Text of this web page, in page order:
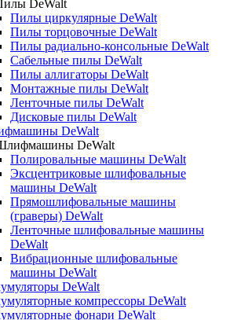
DeWalt
Пилы циркулярные DeWalt
Пилы торцовочные DeWalt
Пилы радиально-консольные DeWalt
Сабельные пилы DeWalt
Пилы аллигаторы DeWalt
Монтажные пилы DeWalt
Ленточные пилы DeWalt
Дисковые пилы DeWalt
DeWalt
DeWalt
Полировальные машины DeWalt
Эксцентриковые шлифовальные
машины DeWalt
Прямошлифовальные машины
(граверы) DeWalt
Ленточные шлифовальные машины
DeWalt
Вибрационные шлифовальные
машины DeWalt
DeWalt
компрессоры DeWalt
фонари DeWalt